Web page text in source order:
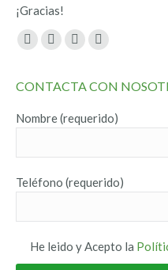
¡Gracias!
Encuéntranos en:
Facebook
opens
new
Twitter
opens
new
YouTube
opens
new
Instagram
opens
new
CONTACTA CON
Nombre (requerido)
Teléfono (requerido)
He leido y Acepto la